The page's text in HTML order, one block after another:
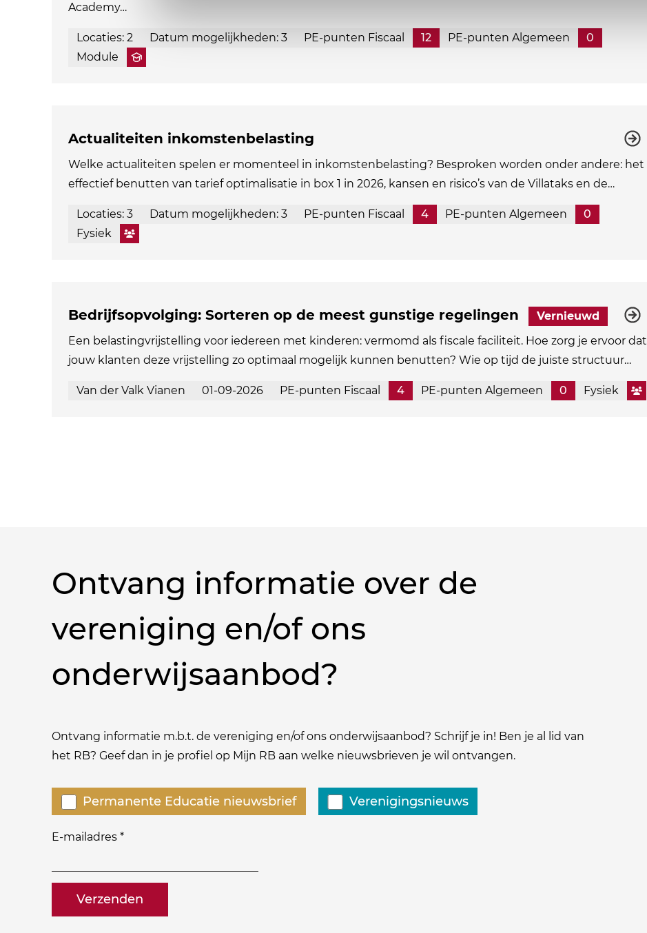
Academy…
Locaties: 2 Datum mogelijkheden: 3 PE-punten Fiscaal 12 PE-punten Algemeen
0
Module
Actualiteiten inkomstenbelasting
Welke actualiteiten spelen er momenteel in inkomstenbelasting? Besproken worden onder andere: het
effectief benutten van tarief optimalisatie in box 1 in 2026, kansen en risico’s van de Villataks en de…
Locaties: 3 Datum mogelijkheden: 3 PE-punten Fiscaal 4 PE-punten Algemeen
0
Fysiek
Bedrijfsopvolging: Sorteren op de meest gunstige regelingen
Vernieuwd
Een belastingvrijstelling voor iedereen met kinderen: vermomd als fiscale faciliteit. Hoe zorg je ervoor dat
jouw klanten deze vrijstelling zo optimaal mogelijk kunnen benutten? Wie op tijd de juiste structuur…
Van der Valk Vianen 01-09-2026 PE-punten Fiscaal 4 PE-punten Algemeen 0 Fysiek
Ontvang informatie over de
vereniging en/of ons
onderwijsaanbod?
Ontvang informatie m.b.t. de vereniging en/of ons onderwijsaanbod? Schrijf je in! Ben je al lid van
het RB? Geef dan in je profiel op Mijn RB aan welke nieuwsbrieven je wil ontvangen.
E-mailadres *
naam@bedrijf.nl
Welke
nieuwsbrieven
zou
willen
ontvangen?
Permanente Educatie nieuwsbrief Verenigingsnieuws